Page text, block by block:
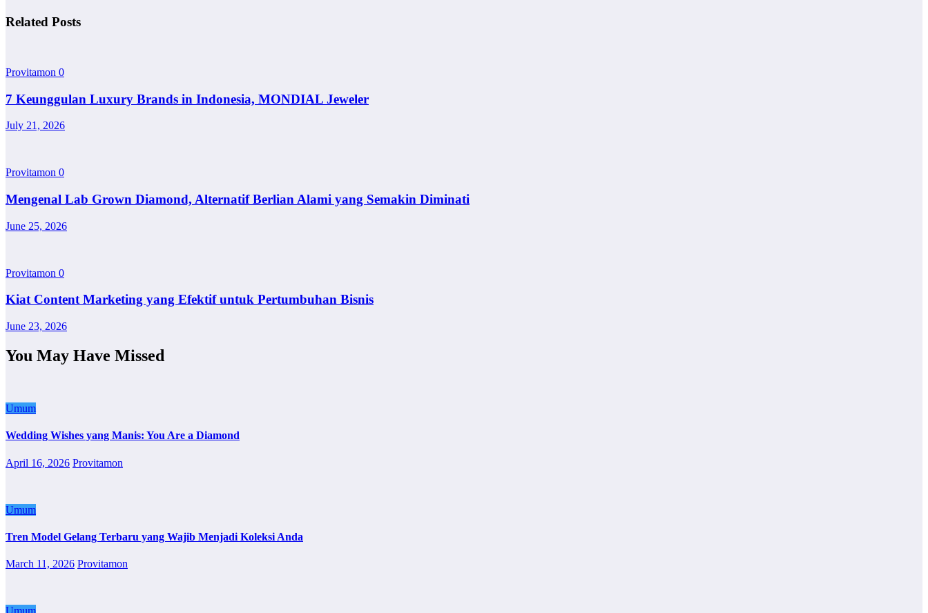
Related Posts
Provitamon 0
7 Keunggulan Luxury Brands in Indonesia, MONDIAL Jeweler
July 21, 2026
Provitamon 0
Mengenal Lab Grown Diamond, Alternatif Berlian Alami yang Semakin Diminati
June 25, 2026
Provitamon 0
Kiat Content Marketing yang Efektif untuk Pertumbuhan Bisnis
June 23, 2026
You May Have Missed
Umum
Wedding Wishes yang Manis: You Are a Diamond
April 16, 2026 Provitamon
Umum
Tren Model Gelang Terbaru yang Wajib Menjadi Koleksi Anda
March 11, 2026 Provitamon
Umum